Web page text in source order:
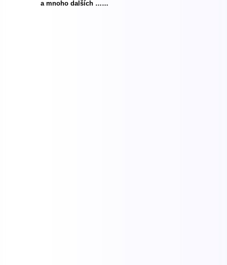
a mnoho dalších ……